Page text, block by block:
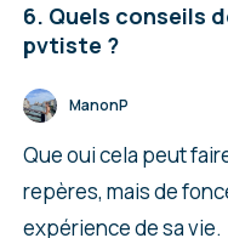
6. Quels conseils
pvtiste ?
ManonP
Que oui cela peut
repères, mais de
expérience de sa vie.